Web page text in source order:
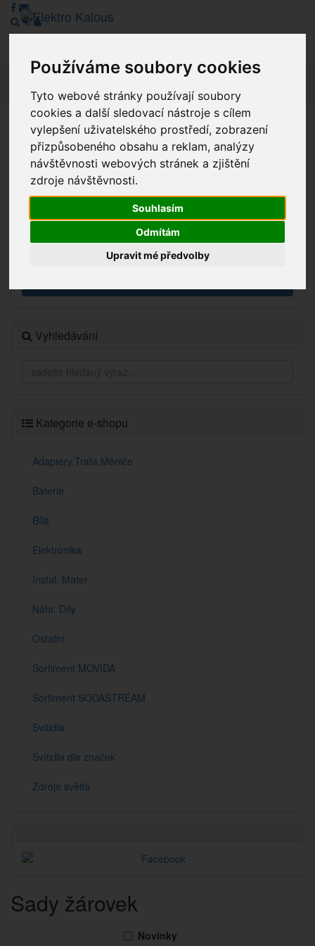
Používáme soubory cookies
Tyto webové stránky používají soubory
cookies a další sledovací nástroje s cílem
vylepšení uživatelského prostředí, zobrazení
přizpůsobeného obsahu a reklam, analýzy
návštěvnosti webových stránek a zjištění
zdroje návštěvnosti.
Souhlasím
Odmítám
Upravit mé předvolby
Vážení zákazníci, v tuto chvíli je Náš internetový obchod v
režimu Katalogu. Objednávky on-line nyní nelze vyřídit.
Děkujeme za pochopení.
Výprodej
Vyhledávání
Kategorie e-shopu
Adaptéry,Trafa,Měniče
Baterie
Bílá
Elektronika
Instal. Mater
Náhr. Díly
Ostatní
Sortiment MOVIDA
Sortiment SODASTREAM
Svítidla
Svítidla dle značek
Zdroje světla
Sady žárovek
Novinky